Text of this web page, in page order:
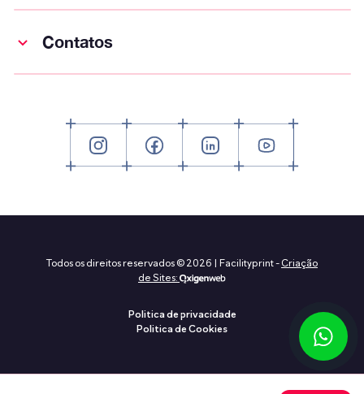
Contatos
Todos os direitos reservados © 2026 | Facilityprint - Criação
de Sites:
Politica de privacidade
Politica de Cookies